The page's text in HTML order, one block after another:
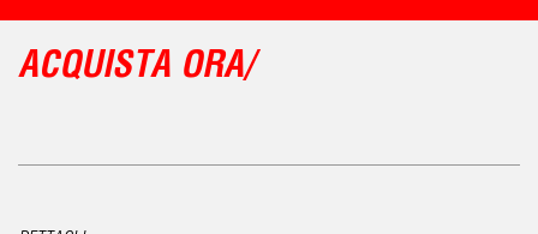
ACQUISTA ORA/